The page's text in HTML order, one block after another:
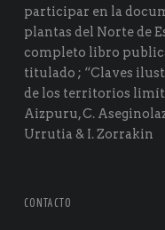
participar en la
plantas del Norte de
completo libro
titulado ; “Claves
de los territorios
Aizpuru, C.
Urrutia & I. Zorrakin
CONTACTO